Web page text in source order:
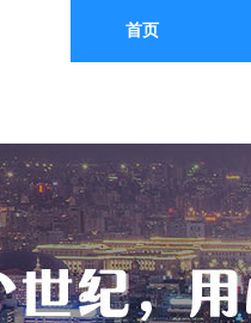
首页